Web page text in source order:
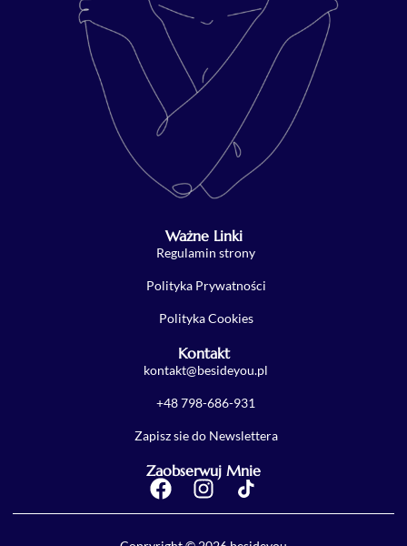
Ważne Linki
Regulamin strony
Polityka Prywatności
Polityka Cookies
Kontakt
kontakt@besideyou.pl
+48 798-686-931
Zapisz sie do Newslettera
Zaobserwuj Mnie